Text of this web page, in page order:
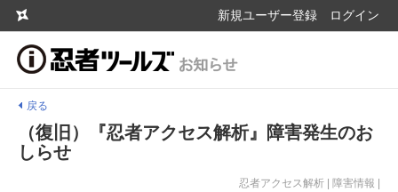
新規ユーザー登録 ログイン
戻る
（復旧）『忍者アクセス解析』障害発生のお
しらせ
忍者アクセス解析 | 障害情報 |